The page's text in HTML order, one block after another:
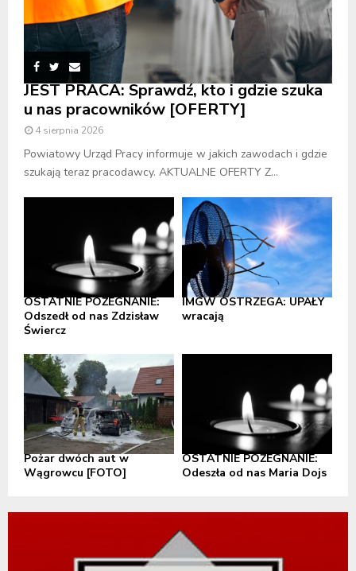
JEST PRACA: Sprawdź, kto i gdzie szuka
u nas pracowników [OFERTY]
4 sierpnia 2026
Powiatowy Urząd Pracy informuje w jakich zawodach i gdzie
szukają teraz pracodawcy. AKTUALNE OFERTY Z...
OSTATNIE POŻEGNANIE:
Odszedł od nas Zdzisław
Świercz
IMGW OSTRZEGA: UPAŁY
wracają
Pożar dwóch aut w
Wągrowcu [FOTO]
OSTATNIE POŻEGNANIE:
Odeszła od nas Maria Dojs